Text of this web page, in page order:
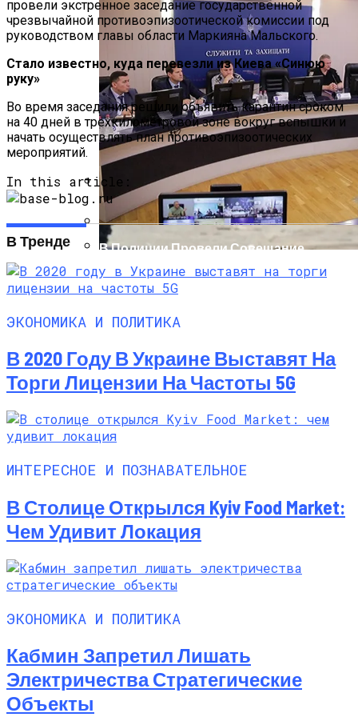
Международная Реакция На Тарифы
Трампа: Что Стоит На Кону
Кризис Безопасности На Гаити:
Ужасающая Реальность Безнадежной
В Полиции Провели Совещание
Накануне Крестного Хода В Киеве
провели экстренное заседание государственной
чрезвычайной противоэпизоотической комиссии под
руководством главы области Маркияна Мальского.
Стало известно, куда перевезли из Киева «Синюю
руку»
Во время заседания решили объявить карантин сроком
на 40 дней в трехкилометровой зоне вокруг вспышки и
начать осуществлять план противоэпизоотических
мероприятий.
In this article:
В Тренде
ЭКОНОМИКА И ПОЛИТИКА
В 2020 Году В Украине Выставят На
Торги Лицензии На Частоты 5G
ИНТЕРЕСНОЕ И ПОЗНАВАТЕЛЬНОЕ
В Столице Открылся Kyiv Food Market:
Чем Удивит Локация
ЭКОНОМИКА И ПОЛИТИКА
Кабмин Запретил Лишать
Электричества Стратегические
Объекты